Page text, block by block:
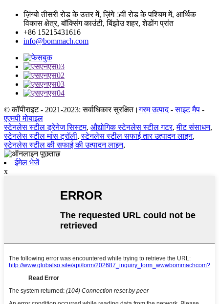
ज़िंग्बो तीसरी रोड के उत्तर में, ज़िंगे 5वीं रोड के पश्चिम में, आर्थिक
विकास क्षेत्र, बॉक्सिंग काउंटी, बिंझोउ शहर, शेडोंग प्रांत
+86 15215431616
info@bommach.com
© कॉपीराइट - 2021-2023: सर्वाधिकार सुरक्षित।गरम उत्पाद-साइट मैप -
एएमपी मोबाइल
स्टेनलेस स्टील ड्रेनेज सिस्टम, औद्योगिक स्टेनलेस स्टील गटर,मीट संसाधन,
स्टेनलेस स्टील मांस ट्रॉली,स्टेनलेस स्टील सफाई तार उत्पादन लाइन,
स्टेनलेस स्टील की सफाई की उत्पादन लाइन,
ईमेल भेजें
x